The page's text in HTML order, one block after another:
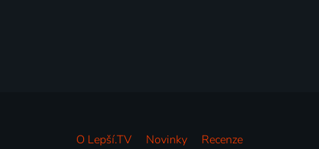
O Lepší.TV Novinky
Recenze